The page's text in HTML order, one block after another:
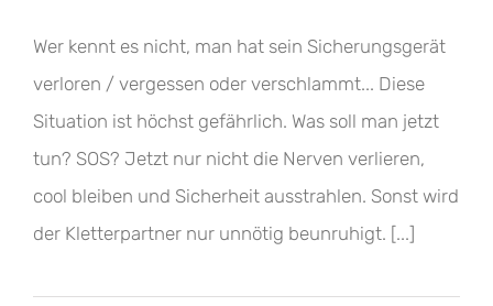
Wer kennt es nicht, man hat sein Sicherungsgerät
verloren / vergessen oder verschlammt... Diese
Situation ist höchst gefährlich. Was soll man jetzt
tun? SOS? Jetzt nur nicht die Nerven verlieren,
cool bleiben und Sicherheit ausstrahlen. Sonst wird
der Kletterpartner nur unnötig beunruhigt. [...]